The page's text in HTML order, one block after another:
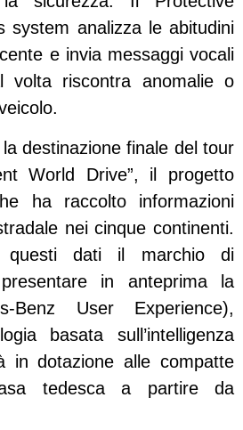
system analizza le abitudini
e invia messaggi vocali
volta riscontra anomalie o
destinazione finale del tour
World Drive”, il progetto
ha raccolto informazioni
nei cinque continenti.
questi dati il marchio di
in anteprima la
Benz User Experience),
basata sull’intelligenza
in dotazione alle compatte
tedesca a partire da